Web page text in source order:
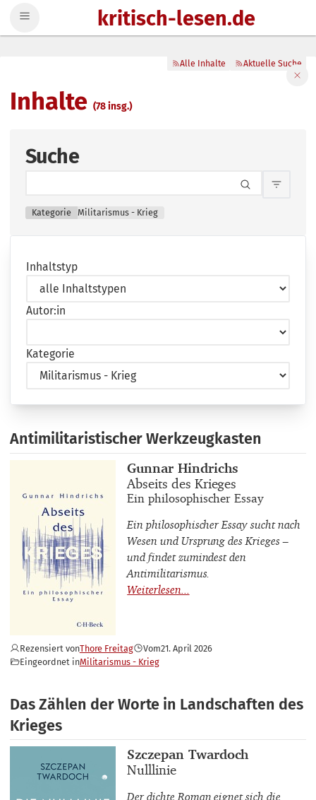
kritisch-lesen.de
Inhalte(78 insg.)
Alle Inhalte Aktuelle Suche
Suche
Kategorie Militarismus - Krieg
Inhaltstyp
Autor:in
Kategorie
Antimilitaristischer Werkzeugkasten
Buchautor_innen
Gunnar Hindrichs
Buchtitel
Abseits des Krieges
Buchuntertitel
Ein philosophischer Essay
Ein philosophischer Essay sucht nach
Wesen und Ursprung des Krieges –
und findet zumindest den
Antimilitarismus.
Rezensiert vonThore Freitag Vom21. April 2026
Eingeordnet inMilitarismus - Krieg
Das Zählen der Worte in Landschaften des
Krieges
Buchautor_innen
Szczepan Twardoch
Buchtitel
Nulllinie
Der dichte Roman eignet sich die